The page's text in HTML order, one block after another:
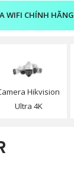
WIFI CHÍNH HÃNG
Hikvision
Ultra 4K